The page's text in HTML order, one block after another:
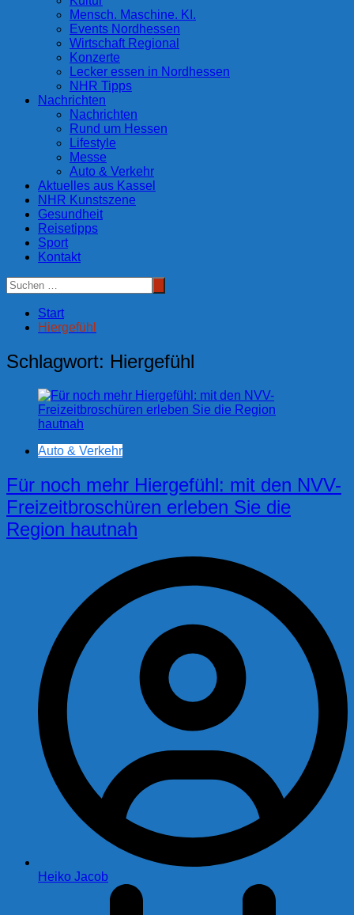
Mensch. Maschine. KI.
Events Nordhessen
Wirtschaft Regional
Konzerte
Lecker essen in Nordhessen
NHR Tipps
Nachrichten
Nachrichten
Rund um Hessen
Lifestyle
Messe
Auto & Verkehr
Aktuelles aus Kassel
NHR Kunstszene
Gesundheit
Reisetipps
Sport
Kontakt
Start
Hiergefühl
Schlagwort: Hiergefühl
Auto & Verkehr
Für noch mehr Hiergefühl: mit den NVV-
Freizeitbroschüren erleben Sie die
Region hautnah
Heiko Jacob